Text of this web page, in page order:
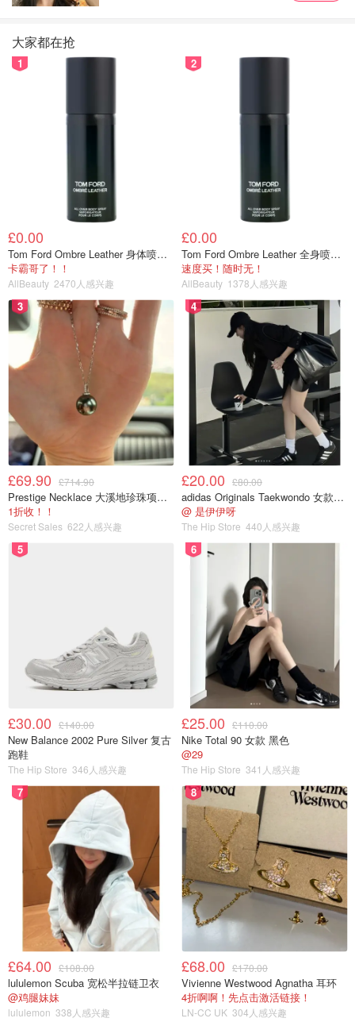
料。也没人管 特别猖狂
点击下载英国省钱快报 DealMoon UK
英国生活
大家都在抢
1
£0.00
Tom Ford Ombre Leather 身体喷雾 150ml
卡霸哥了！！
AllBeauty 2470人感兴趣
2
£0.00
Tom Ford Ombre Leather 全身喷雾 150ml
速度买！随时无！
AllBeauty 1378人感兴趣
3
£69.90 £714.90
Prestige Necklace 大溪地珍珠项链 10-11mm
1折收！！
Secret Sales 622人感兴趣
4
£20.00 £80.00
adidas Originals Taekwondo 女款黑色运动鞋
@ 是伊伊呀
The Hip Store 440人感兴趣
5
£30.00 £140.00
New Balance 2002 Pure Silver 复古
跑鞋
The Hip Store 346人感兴趣
6
£25.00 £110.00
Nike Total 90 女款 黑色
@29
The Hip Store 341人感兴趣
7
£64.00 £108.00
lululemon Scuba 宽松半拉链卫衣
@鸡腿妹妹
lululemon 338人感兴趣
8
£68.00 £170.00
Vivienne Westwood Agnatha 耳环
4折啊啊！先点击激活链接！
LN-CC UK 304人感兴趣